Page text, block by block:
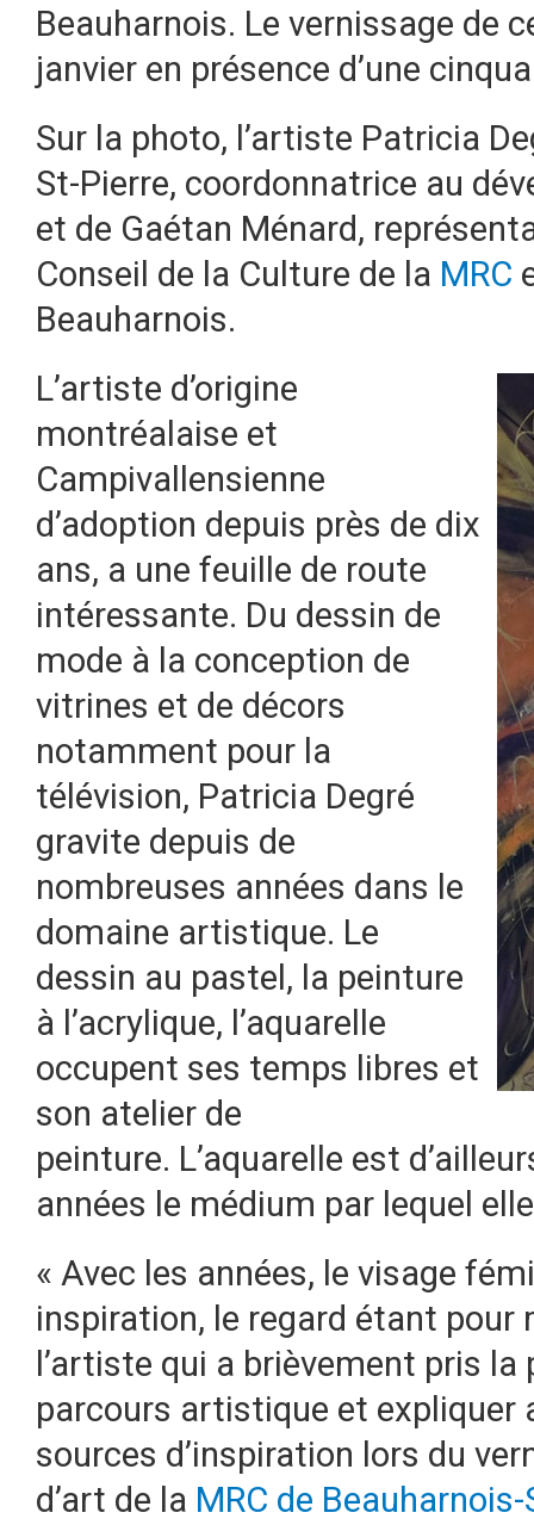
Beauharnois. Le vernissage de
janvier en présence d’une
Sur la photo, l’artiste Patricia
St-Pierre, coordonnatrice au
et de Gaétan Ménard,
Conseil de la Culture de la MRC
Beauharnois.
L’artiste d’origine
montréalaise et
Campivallensienne
d’adoption depuis près de dix
ans, a une feuille de route
intéressante. Du dessin de
mode à la conception de
vitrines et de décors
notamment pour la
télévision, Patricia Degré
gravite depuis de
nombreuses années dans le
domaine artistique. Le
dessin au pastel, la peinture
à l’acrylique, l’aquarelle
occupent ses temps libres et
son atelier de
peinture. L’aquarelle est
années le médium par lequel
« Avec les années, le visage
inspiration, le regard étant
l’artiste qui a brièvement pris
parcours artistique et expliquer
sources d’inspiration lors du
d’art de la MRC de